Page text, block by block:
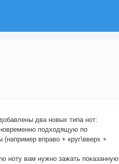
два новых типа нот:
подходящую по
вправо + круг\вверх +
ноту вам нужно зажать показанную